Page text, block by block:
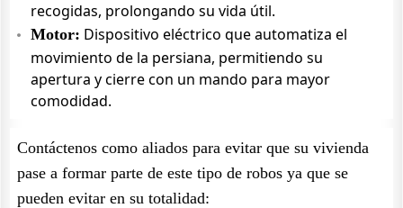
recogidas, prolongando su vida útil.
Motor: Dispositivo eléctrico que automatiza el
movimiento de la persiana, permitiendo su
apertura y cierre con un mando para mayor
comodidad.
Contáctenos como aliados para evitar que su vivienda
pase a formar parte de este tipo de robos ya que se
pueden evitar en su totalidad: